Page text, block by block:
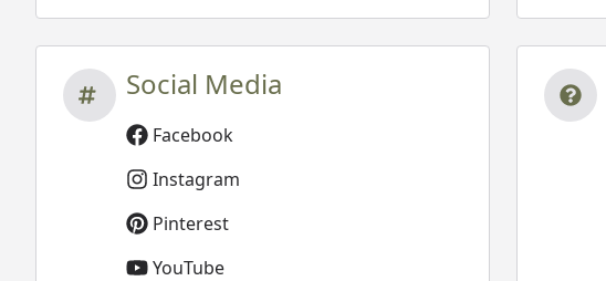
Social Media
Facebook
Instagram
Pinterest
YouTube